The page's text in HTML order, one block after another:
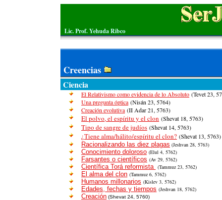
Lic. Prof. Yehuda Ribco
Creencias
Ciencia
El Relativismo como evidencia de lo Absoluto (Tevet23,
Una pregunta óptica (Nisán 23, 5764)
Creación evolutiva (II Adar21, 5763)
El polvo, el espíritu y el clon (Shevat 18, 5763)
Tipo de sangre de judíos (Shevat 14, 5763)
¿Tiene alma/hálito/espíritu el clon? (Shevat 13, 5763)
Racionalizando las diez plagas (Jeshvan 28, 5763)
Conocimiento doloroso (Elul 4, 5762)
Farsantes o científicos (Av 29, 5762)
Científica Torá reformista (Tammuz 23, 5762)
El alma del clon (Tammuz 6, 5762)
Humanos millonarios (Kislev 3, 5762)
Edades, fechas y tiempos (Jeshvan 18, 5762)
Creación (Shevat 24, 5760)